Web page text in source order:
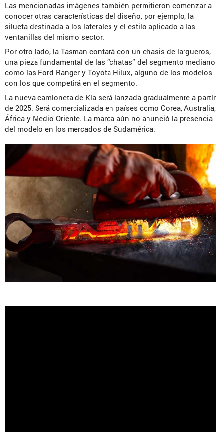
Las mencionadas imágenes también permitieron comenzar a
conocer otras características del diseño, por ejemplo, la
silueta destinada a los laterales y el estilo aplicado a las
ventanillas del mismo sector.
Por otro lado, la Tasman contará con un chasis de largueros,
una pieza fundamental de las “chatas” del segmento mediano
como las Ford Ranger y Toyota Hilux, alguno de los modelos
con los que competirá en el segmento.
La nueva camioneta de Kia será lanzada gradualmente a partir
de 2025. Será comercializada en países como Corea, Australia,
África y Medio Oriente. La marca aún no anunció la presencia
del modelo en los mercados de Sudamérica.